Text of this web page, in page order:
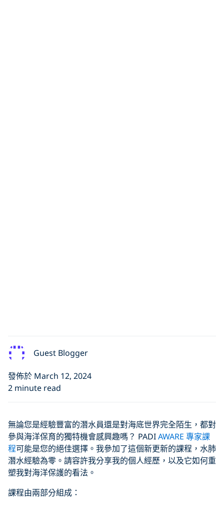
Guest Blogger
發佈於 March 12, 2024
2 minute read
無論您是經驗豐富的潛水員還是對海底世界完全陌生，都對
參與海洋保育的獨特機會感興趣嗎？ PADIAWARE 專家課
程可能是您的絕佳選擇。我參加了這個新更新的課程，水肺
潛水經驗為零。請容許我分享我的個人經歷，以及它如何重
塑我對海洋保護的看法。
課程由兩部分組成：